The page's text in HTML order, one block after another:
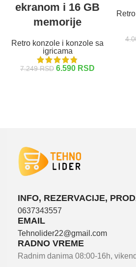
ekranom i 16 GB
memorije
Retro konzole i konzole sa
igricama
7.249RSD 6.590 RSD
INFO, REZERVACIJE,
0637343557
EMAIL
Tehnolider22@gmail.com
RADNO VREME
Radnim danima 08:00-16h,